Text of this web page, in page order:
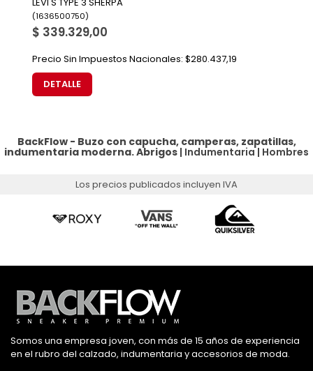
LEVI'S TYPE 3 SHERPA
(1636500750)
$ 339.329,00
Precio Sin Impuestos Nacionales: $280.437,19
DETALLE
BackFlow - Buzo con capucha, camperas, zapatillas,
indumentaria moderna.Abrigos | Indumentaria| Hombres
Los precios publicados incluyen IVA
Somos una empresa joven, con más de 15 años de experiencia
en el rubro del calzado, indumentaria y accesorios de moda.